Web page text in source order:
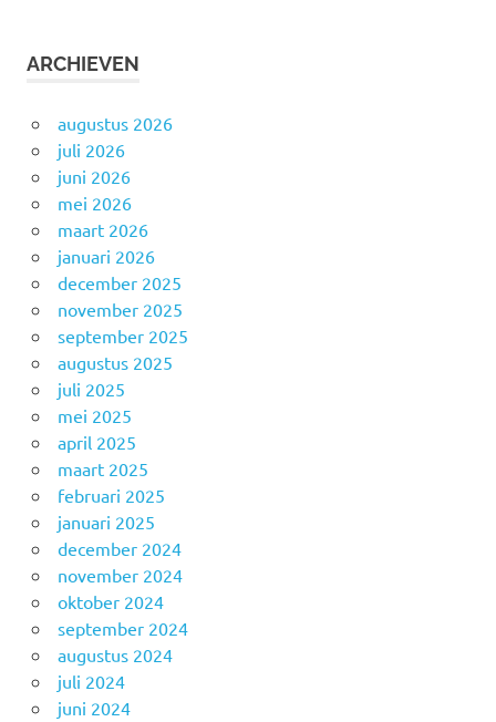
ARCHIEVEN
augustus 2026
juli 2026
juni 2026
mei 2026
maart 2026
januari 2026
december 2025
november 2025
september 2025
augustus 2025
juli 2025
mei 2025
april 2025
maart 2025
februari 2025
januari 2025
december 2024
november 2024
oktober 2024
september 2024
augustus 2024
juli 2024
juni 2024